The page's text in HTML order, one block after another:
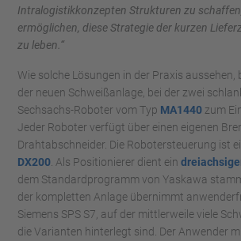
Intralogistikkonzepten Strukturen zu
ermöglichen, diese Strategie der kurzen
zu leben.“
Wie solche Lösungen in der Praxis aussehen,
der neuen Schweißanlage, bei der zwei
Sechsachs-Roboter vom Typ MA1440 zum
Jeder Roboter verfügt über einen eigenen
Drahtabschneider. Die Robotersteuerung ist
DX200 . Als Positionierer dient ein
dem Standardprogramm von Yaskawa
der kompletten Anlage übernimmt
Siemens SPS S7, auf der mittlerweile viele
die Varianten hinterlegt sind. Der Anwender